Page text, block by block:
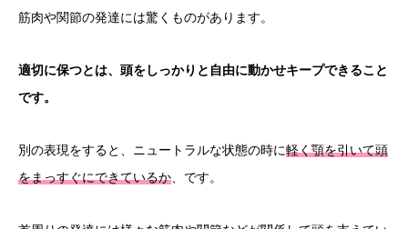
筋肉や関節の発達には驚くものがあります。
適切に保つとは、頭をしっかりと自由に動かせキープできること
です。
別の表現をすると、ニュートラルな状態の時に軽く顎を引いて頭
をまっすぐにできているか 、です。